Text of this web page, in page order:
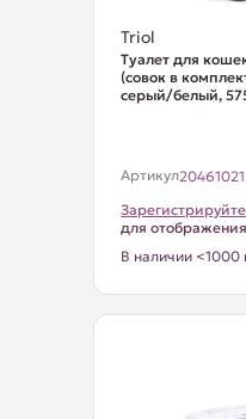
Triol
Туалет для
(совок в
серый/белый,
Артикул20461021
для
В наличии <1000